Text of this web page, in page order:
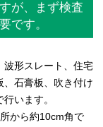
が、まず検査
です。
波形スレート、住宅
、石膏板、吹き付け
います。
から約10cm角で